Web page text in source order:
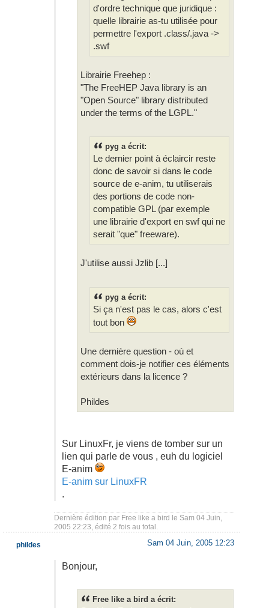
d'ordre technique que juridique :
quelle librairie as-tu utilisée pour
permettre l'export .class/.java ->
.swf
Librairie Freehep :
"The FreeHEP Java library is an
"Open Source" library distributed
under the terms of the LGPL."
pyg a écrit:
Le dernier point à éclaircir reste
donc de savoir si dans le code
source de e-anim, tu utiliserais
des portions de code non-
compatible GPL (par exemple
une librairie d'export en swf qui ne
serait "que" freeware).
J'utilise aussi Jzlib [...]
pyg a écrit:
Si ça n'est pas le cas, alors c'est
tout bon
Une dernière question - où et
comment dois-je notifier ces éléments
extérieurs dans la licence ?
Phildes
Sur LinuxFr, je viens de tomber sur un
lien qui parle de vous , euh du logiciel
E-anim
E-anim sur LinuxFR
.
Dernière édition par Free like a bird le Sam 04 Juin,
2005 22:23, édité 2 fois au total.
Sam 04 Juin, 2005 12:23
Bonjour,
Free like a bird a écrit:
phildes